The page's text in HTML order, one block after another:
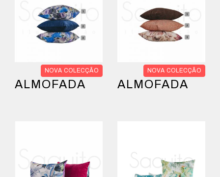
NOVA COLECÇÃO
ALMOFADA
NOVA COLECÇÃO
ALMOFADA